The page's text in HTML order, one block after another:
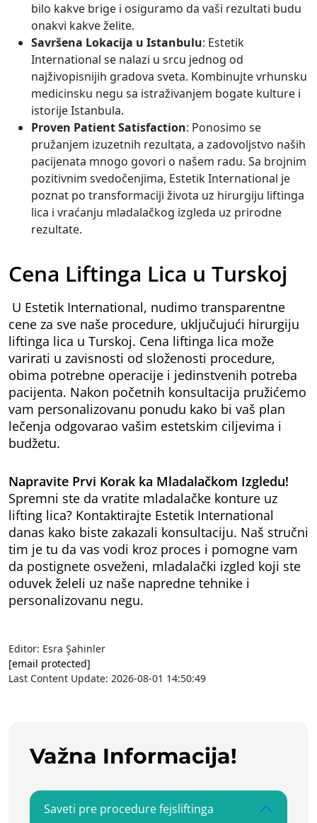
bilo kakve brige i osiguramo da vaši rezultati budu
onakvi kakve želite.
Savršena Lokacija u Istanbulu: Estetik
International se nalazi u srcu jednog od
najživopisnijih gradova sveta. Kombinujte vrhunsku
medicinsku negu sa istraživanjem bogate kulture i
istorije Istanbula.
Proven Patient Satisfaction: Ponosimo se
pružanjem izuzetnih rezultata, a zadovoljstvo naših
pacijenata mnogo govori o našem radu. Sa brojnim
pozitivnim svedočenjima, Estetik International je
poznat po transformaciji života uz hirurgiju liftinga
lica i vraćanju mladalačkog izgleda uz prirodne
rezultate.
Cena Liftinga Lica u Turskoj
U Estetik International, nudimo transparentne
cene za sve naše procedure, uključujući hirurgiju
liftinga lica u Turskoj. Cena liftinga lica može
varirati u zavisnosti od složenosti procedure,
obima potrebne operacije i jedinstvenih potreba
pacijenta. Nakon početnih konsultacija pružićemo
vam personalizovanu ponudu kako bi vaš plan
lečenja odgovarao vašim estetskim ciljevima i
budžetu.
Napravite Prvi Korak ka Mladalačkom Izgledu!
Spremni ste da vratite mladalačke konture uz
lifting lica? Kontaktirajte Estetik International
danas kako biste zakazali konsultaciju. Naš stručni
tim je tu da vas vodi kroz proces i pomogne vam
da postignete osveženi, mladalački izgled koji ste
oduvek želeli uz naše napredne tehnike i
personalizovanu negu.
Editor: Esra Şahinler
[email protected]
Last Content Update: 2026-08-01 14:50:49
Važna Informacija!
Saveti pre procedure fejsliftinga